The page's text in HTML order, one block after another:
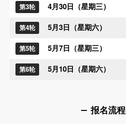
第3轮 4月30日（星期三）
第4轮 5月3日（星期六）
第5轮 5月7日（星期三）
第6轮 5月10日（星期六）
报名流程